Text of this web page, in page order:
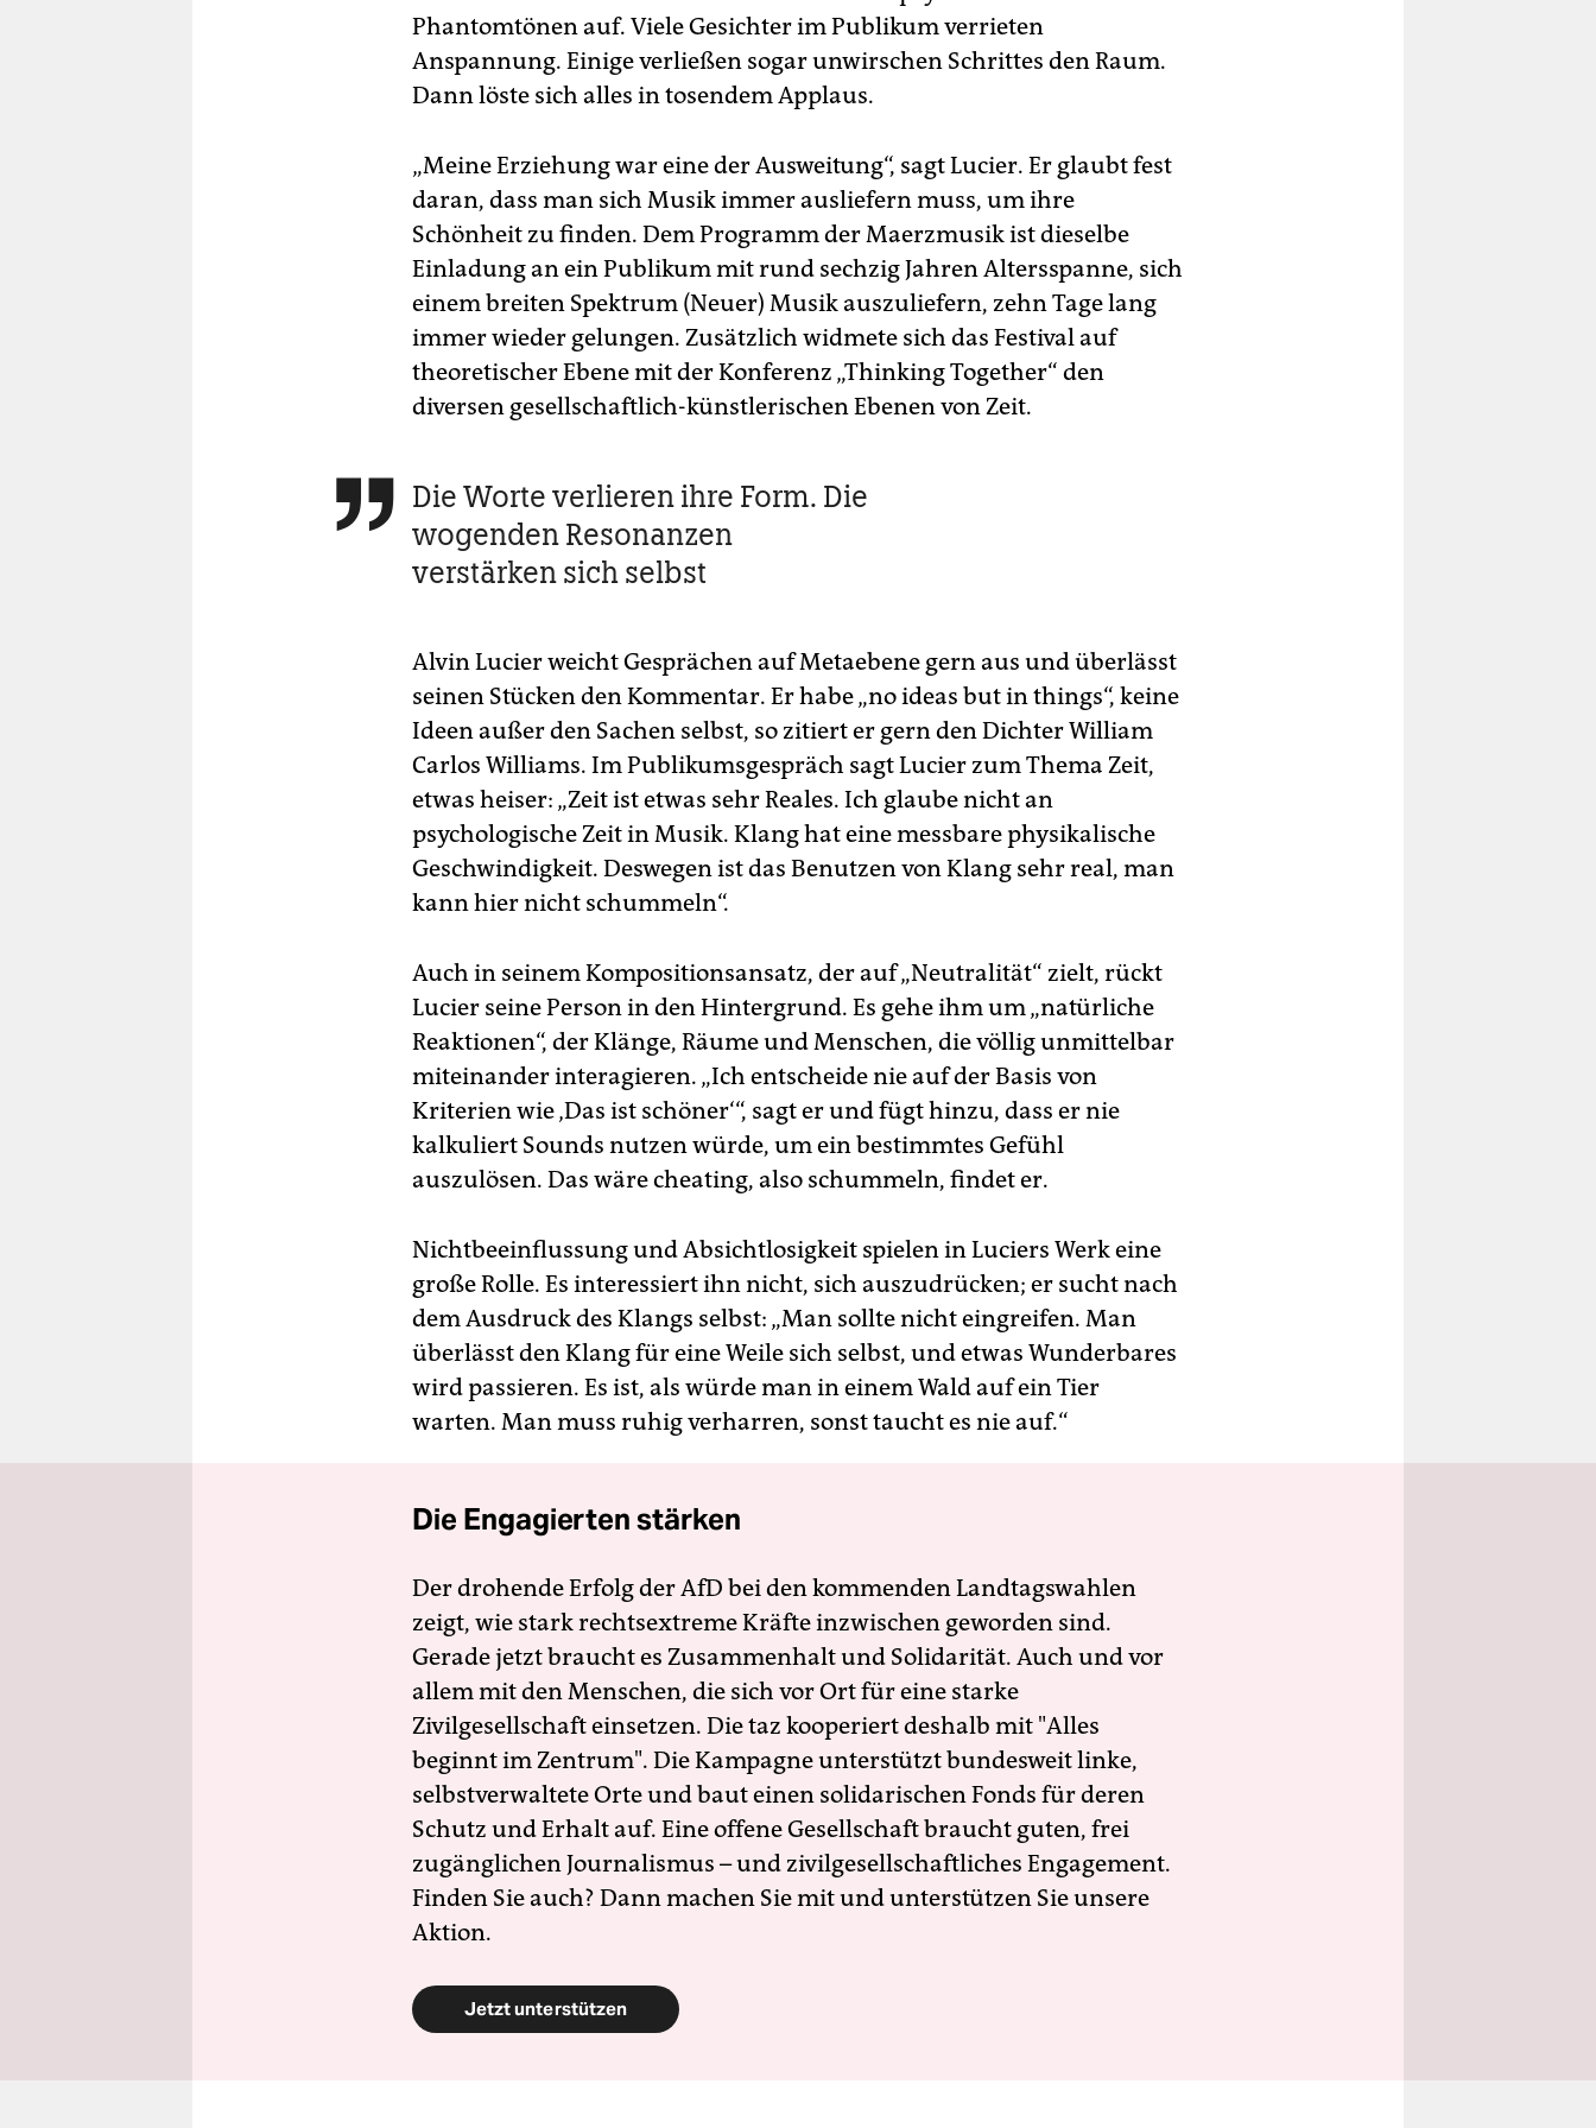
Phantomtönen auf. Viele Gesichter im Publikum verrieten
Anspannung. Einige verließen sogar unwirschen Schrittes den Raum.
Dann löste sich alles in tosendem Applaus.
„Meine Erziehung war eine der Ausweitung“, sagt Lucier. Er glaubt fest
daran, dass man sich Musik immer ausliefern muss, um ihre
Schönheit zu finden. Dem Programm der Maerzmusik ist dieselbe
Einladung an ein Publikum mit rund sechzig Jahren Altersspanne, sich
einem breiten Spektrum (Neuer) Musik auszuliefern, zehn Tage lang
immer wieder gelungen. Zusätzlich widmete sich das Festival auf
theoretischer Ebene mit der Konferenz „Thinking Together“ den
diversen gesellschaftlich-künstlerischen Ebenen von Zeit.
 Die Worte verlieren ihre Form. Die
wogenden Resonanzen
verstärken sich selbst
Alvin Lucier weicht Gesprächen auf Metaebene gern aus und überlässt
seinen Stücken den Kommentar. Er habe „no ideas but in things“, keine
Ideen außer den Sachen selbst, so zitiert er gern den Dichter William
Carlos Williams. Im Publikumsgespräch sagt Lucier zum Thema Zeit,
etwas heiser: „Zeit ist etwas sehr Reales. Ich glaube nicht an
psychologische Zeit in Musik. Klang hat eine messbare physikalische
Geschwindigkeit. Deswegen ist das Benutzen von Klang sehr real, man
kann hier nicht schummeln“.
Auch in seinem Komposi­tions­ansatz, der auf „Neutralität“ zielt, rückt
Lucier seine Person in den Hintergrund. Es gehe ihm um „natürliche
Reaktionen“, der Klänge, Räume und Menschen, die völlig unmittelbar
miteinander interagieren. „Ich entscheide nie auf der Basis von
Kriterien wie ‚Das ist schöner‘ “, sagt er und fügt hinzu, dass er nie
kalkuliert Sounds nutzen würde, um ein bestimmtes Gefühl
auszulösen. Das wärecheating, also schummeln, findet er.
Nichtbeeinflussung und Absichtlosigkeit spielen in Luciers Werk eine
große Rolle. Es inte­ressiert ihn nicht, sich auszudrücken; er sucht nach
dem Ausdruck des Klangs selbst: „Man sollte nicht eingreifen. Man
überlässt den Klang für eine Weile sich selbst, und etwas Wunderbares
wird passieren. Es ist, als würde man in einem Wald auf ein Tier
warten. Man muss ruhig verharren, sonst taucht es nie auf.“
Die Engagierten stärken
Der drohende Erfolg der AfD bei den kommenden Landtagswahlen
zeigt, wie stark rechtsextreme Kräfte inzwischen geworden sind.
Gerade jetzt braucht es Zusammenhalt und Solidarität. Auch und vor
allem mit den Menschen, die sich vor Ort für eine starke
Zivilgesellschaft einsetzen. Die taz kooperiert deshalb mit "Alles
beginnt im Zentrum". Die Kampagne unterstützt bundesweit linke,
selbstverwaltete Orte und baut einen solidarischen Fonds für deren
Schutz und Erhalt auf. Eine offene Gesellschaft braucht guten, frei
zugänglichen Journalismus – und zivilgesellschaftliches Engagement.
Finden Sie auch? Dann machen Sie mit und unterstützen Sie unsere
Aktion.
Jetzt unterstützen